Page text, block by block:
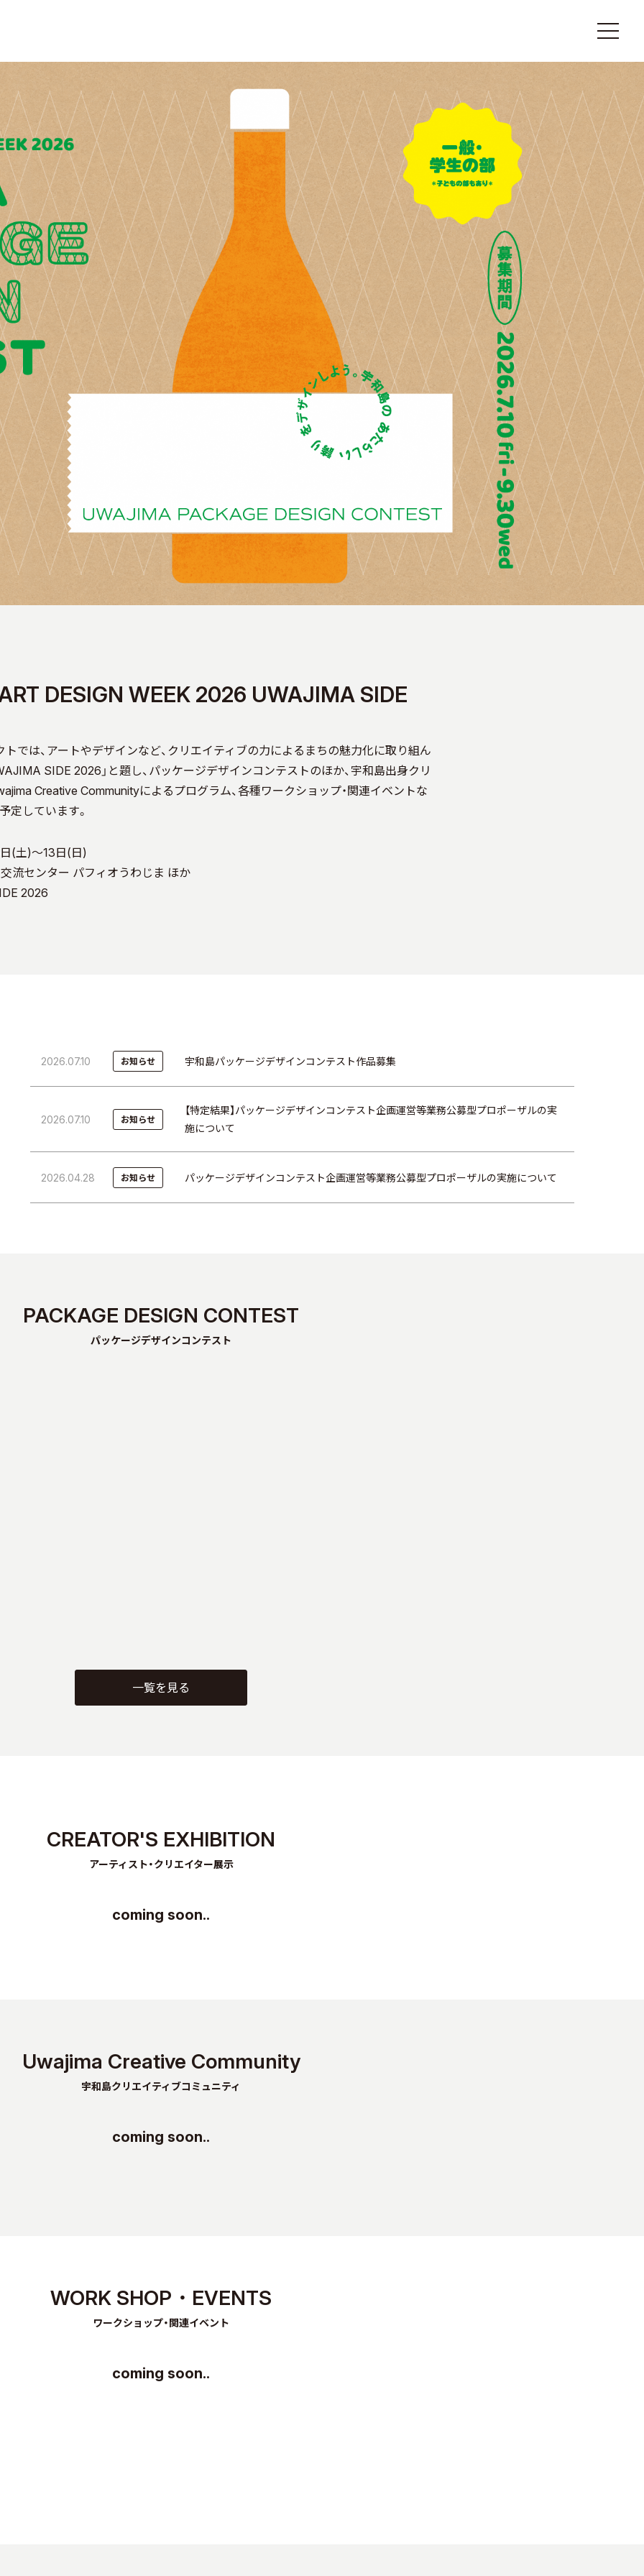
DESIGN WEEK 2026 UWAJIMA SIDE
では、アートやデザインなど、クリエイティブの力によるまちの魅力化に取り組ん
SIDE 2026」と題し、パッケージデザインコンテストのほか、宇和島出身クリ
Creative Communityによるプログラム、各種ワークショップ・関連イベントな
定しています。
(土)～13日(日)
流センター パフィオうわじま ほか
2026
2026.07.10 お知らせ 宇和島パッケージデザインコンテスト作品募集
2026.07.10 お知らせ
【特定結果】パッケージデザインコンテスト企画運営等業務公募型プロポーザルの実
施について
2026.04.28 お知らせ パッケージデザインコンテスト企画運営等業務公募型プロポーザルの実施について
PACKAGE DESIGN CONTEST
パッケージデザインコンテスト
一覧を見る
CREATOR'S EXHIBITION
アーティスト・クリエイター展示
coming soon..
Uwajima Creative Community
宇和島クリエイティブコミュニティ
coming soon..
WORK SHOP・EVENTS
ワークショップ・関連イベント
coming soon..